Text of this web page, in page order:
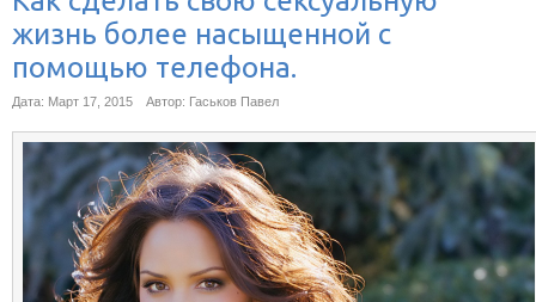
жизнь более насыщенной с
помощью телефона.
Дата: Март 17, 2015 Автор: Гаськов Павел